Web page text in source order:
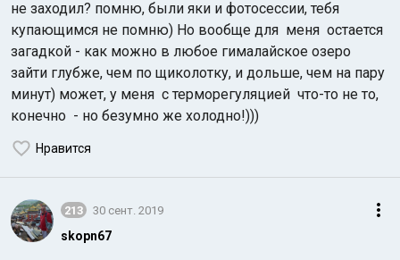
не заходил? помню, были яки и фотосессии, тебя
купающимся не помню) Но вообще для меня остается
загадкой - как можно в любое гималайское озеро
зайти глубже, чем по щиколотку, и дольше, чем на пару
минут) может, у меня с терморегуляцией что-то не то,
конечно - но безумно же холодно!)))
Нравится
213 30 сент. 2019
skopn67